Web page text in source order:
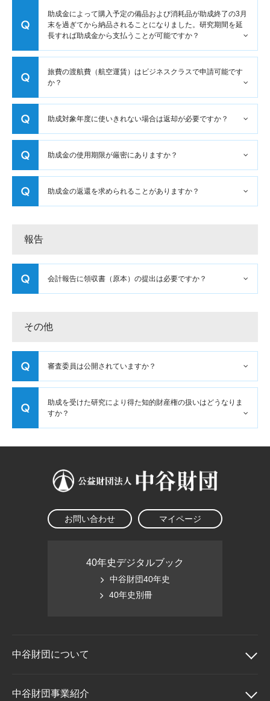
助成金によって購入予定の備品および消耗品が助成終了の3月
末を過ぎてから納品されることになりました。研究期間を延
長すれば助成金から支払うことが可能ですか？
旅費の渡航費（航空運賃）はビジネスクラスで申請可能です
か？
助成対象年度に使いきれない場合は返却が必要ですか？
助成金の使用期限が厳密にありますか？
助成金の返還を求められることがありますか？
報告
会計報告に領収書（原本）の提出は必要ですか？
その他
審査委員は公開されていますか？
助成を受けた研究により得た知的財産権の扱いはどうなりま
すか？
お問い合わせ マイページ
40年史デジタルブック
中谷財団40年史
40年史別冊
中谷財団について
中谷財団について
中谷財団事業紹介